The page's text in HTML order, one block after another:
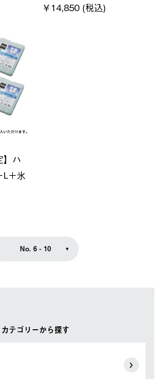
カテゴリーから探す
￥14,850 (税込)
】ハ
L＋氷
No. 6 - 10